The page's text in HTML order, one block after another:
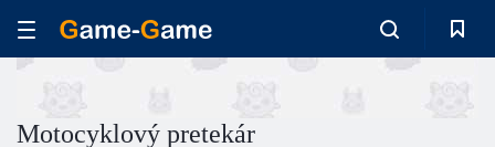
Motocyklový pretekár